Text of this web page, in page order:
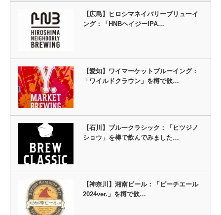
【広島】ヒロシマネイバリーブリューイ
ング：「HNBヘイジーIPA…
【愛知】ワイマーケットブルーイング：
「ワイルドクラウン」を樽で飲…
【石川】ブルークラシック：「ヒツジノ
ショウ」を樽で飲んでみました…
【神奈川】湘南ビール：「ピーチエール
2024ver.」を樽で飲…